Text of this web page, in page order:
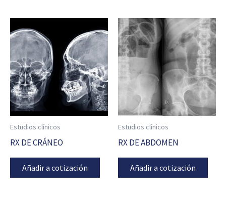
Estudios clínicos
RX DE CRÁNEO
Añadir a cotización
Estudios clínicos
RX DE ABDOMEN
Añadir a cotización